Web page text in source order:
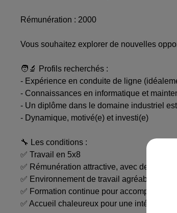
Rémunération : 2000
Vous souhaitez explorer de nouvelles
🧑‍🔬 Profils recherchés :
- Expérience en conduite de ligne
- Connaissances en informatique et
- Un diplôme dans le domaine industriel
- Dynamique, motivé(e) et investi(e)
🔧 Les conditions :
✅ Travail en 5x8
✅ Rémunération attractive, avec des
✅ Environnement de travail agréable et
✅ Formation continue pour accompagner
✅ Accueil chaleureux pour une intégration